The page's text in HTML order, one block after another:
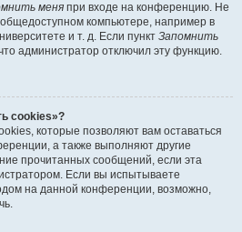
меня при входе на конференцию. Не
компьютере, например в
и т. д. Если пункт Запомнить
что администратор отключил эту функцию.
cookies»?
которые позволяют вам оставаться
а также выполняют другие
прочитанных сообщений, если эта
Если вы испытываете
на данной конференции, возможно,